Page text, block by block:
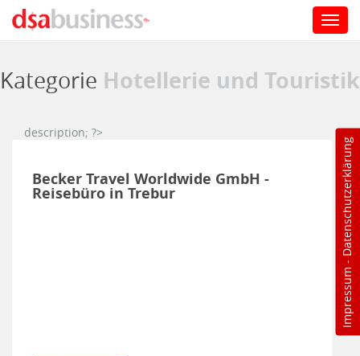
Impressum
-
Datenschutzerklärung
Kategorie Hotellerie und Touristik
description; ?>
Becker Travel Worldwide GmbH -
Reisebüro in Trebur